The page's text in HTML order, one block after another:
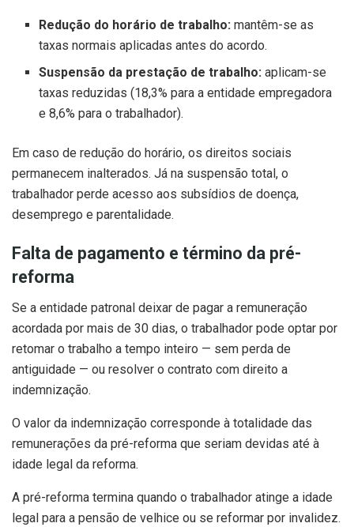
Redução do horário de trabalho: mantêm-se as
taxas normais aplicadas antes do acordo.
Suspensão da prestação de trabalho: aplicam-se
taxas reduzidas (18,3% para a entidade empregadora
e 8,6% para o trabalhador).
Em caso de redução do horário, os direitos sociais
permanecem inalterados. Já na suspensão total, o
trabalhador perde acesso aos subsídios de doença,
desemprego e parentalidade.
Falta de pagamento e término da pré-
reforma
Se a entidade patronal deixar de pagar a remuneração
acordada por mais de 30 dias, o trabalhador pode optar por
retomar o trabalho a tempo inteiro — sem perda de
antiguidade — ou resolver o contrato com direito a
indemnização.
O valor da indemnização corresponde à totalidade das
remunerações da pré-reforma que seriam devidas até à
idade legal da reforma.
A pré-reforma termina quando o trabalhador atinge a idade
legal para a pensão de velhice ou se reformar por invalidez.